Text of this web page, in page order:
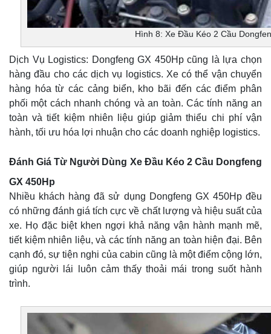
Hình 8: Xe Đầu Kéo 2 Cầu
Dịch Vụ Logistics: Dongfeng GX 450Hp cũng là lựa chọn
hàng đầu cho các dịch vụ logistics. Xe có thể vận chuyển
hàng hóa từ các cảng biển, kho bãi đến các điểm phân
phối một cách nhanh chóng và an toàn. Các tính năng an
toàn và tiết kiệm nhiên liệu giúp giảm thiểu chi phí vận
hành, tối ưu hóa lợi nhuận cho các doanh nghiệp logistics.
Đánh Giá Từ Người Dùng Xe Đầu Kéo 2 Cầu Dongfeng
GX 450Hp
Nhiều khách hàng đã sử dụng Dongfeng GX 450Hp đều
có những đánh giá tích cực về chất lượng và hiệu suất của
xe. Họ đặc biệt khen ngợi khả năng vận hành mạnh mẽ,
tiết kiệm nhiên liệu, và các tính năng an toàn hiện đại. Bên
cạnh đó, sự tiện nghi của cabin cũng là một điểm cộng lớn,
giúp người lái luôn cảm thấy thoải mái trong suốt hành
trình.